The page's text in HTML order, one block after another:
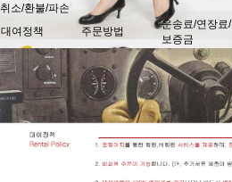
취소/환불/파손
대여정책
주문방법
운송료/연장료/
보증금